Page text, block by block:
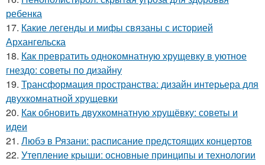
ребенка
17. Какие легенды и мифы связаны с историей
Архангельска
18. Как превратить однокомнатную хрущевку в уютное
гнездо: советы по дизайну
19. Трансформация пространства: дизайн интерьера для
двухкомнатной хрущевки
20. Как обновить двухкомнатную хрущёвку: советы и
идеи
21. Любэ в Рязани: расписание предстоящих концертов
22. Утепление крыши: основные принципы и технологии